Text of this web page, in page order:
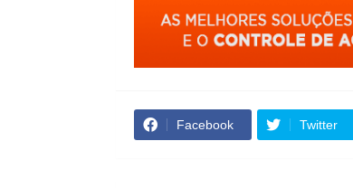
Facebook Twitter